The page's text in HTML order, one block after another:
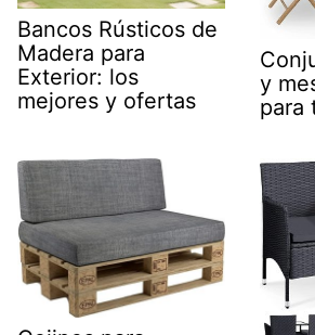
Bancos Rústicos de
Madera para
Exterior: los
mejores y ofertas
y
para